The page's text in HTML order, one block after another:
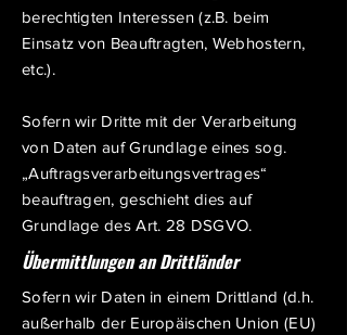
berechtigten Interessen (z.B. beim
Einsatz von Beauftragten, Webhostern,
etc.).
Sofern wir Dritte mit der Verarbeitung
von Daten auf Grundlage eines sog.
„Auftragsverarbeitungsvertrages“
beauftragen, geschieht dies auf
Grundlage des Art. 28 DSGVO.
Übermittlungen an Drittländer
Sofern wir Daten in einem Drittland (d.h.
außerhalb der Europäischen Union (EU)